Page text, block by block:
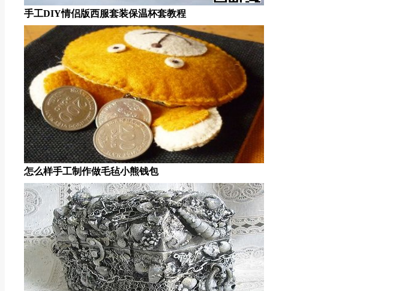
手工DIY情侣版西服套装保温杯套教程
怎么样手工制作做毛毡小熊钱包